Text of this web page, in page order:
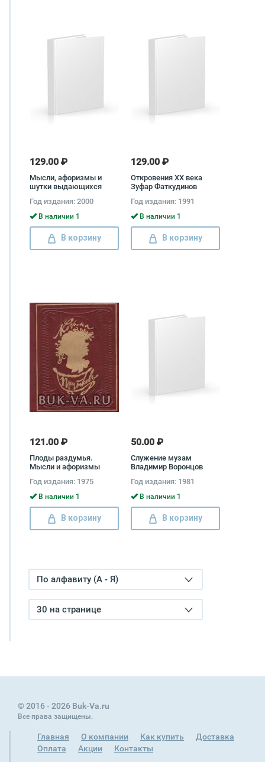
129.00 ₽
Мысли, афоризмы и
шутки выдающихся
Год издания: 2000
В наличии 1
В корзину
129.00 ₽
Откровения XX века
Зуфар Фаткудинов
Год издания: 1991
В наличии 1
В корзину
121.00 ₽
Плоды раздумья.
Мысли и афоризмы
Год издания: 1975
В наличии 1
В корзину
50.00 ₽
Служение музам
Владимир Воронцов
Год издания: 1981
В наличии 1
В корзину
По алфавиту (А - Я)
30 на странице
© 2016 - 2026 Buk-Va.ru
Все права защищены.
Главная О компании Как купить
Доставка
Оплата
Акции Контакты